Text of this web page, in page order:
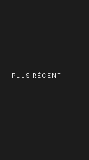
PLUS RÉCENT